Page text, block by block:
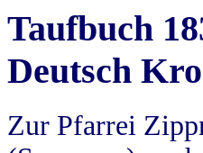
Taufbuch
Deutsch
Zur Pfarrei